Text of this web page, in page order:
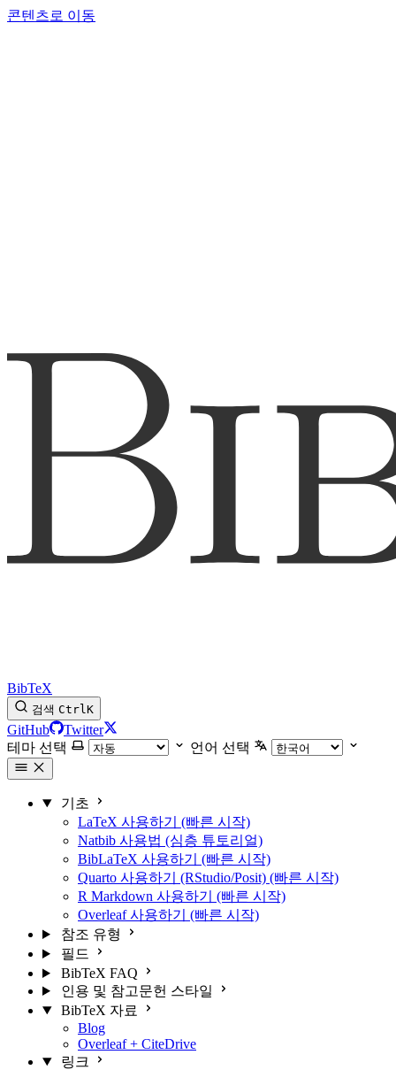
콘텐츠로 이동
BibTeX
검색 CtrlK
GitHub
Twitter
테마 선택
언어 선택
기초
LaTeX 사용하기 (빠른 시작)
Natbib 사용법 (심층 튜토리얼)
BibLaTeX 사용하기 (빠른 시작)
Quarto 사용하기 (RStudio/Posit) (빠른 시작)
R Markdown 사용하기 (빠른 시작)
Overleaf 사용하기 (빠른 시작)
참조 유형
필드
BibTeX FAQ
인용 및 참고문헌 스타일
BibTeX 자료
Blog
Overleaf + CiteDrive
링크